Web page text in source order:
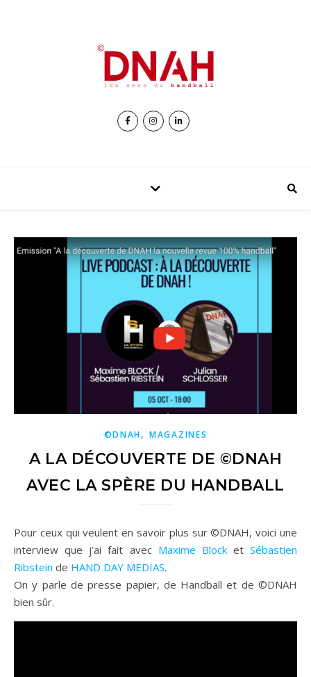
©DNAH,MAGAZINES
A LA DÉCOUVERTE DE ©DNAH
AVEC LA SPÈRE DU HANDBALL
Pour ceux qui veulent en savoir plus sur ©DNAH, voici une
interview que j’ai fait avec Maxime Blocket Sébastien
Ribstein de HAND DAY MEDIAS.
On y parle de presse papier, de Handball et de ©DNAH
bien sûr.